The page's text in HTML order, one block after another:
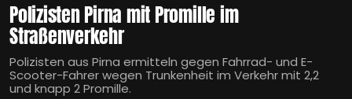
Polizisten Pirna mit Promille im
Straßenverkehr
Polizisten aus Pirna ermitteln gegen Fahrrad- und E-
Scooter-Fahrer wegen Trunkenheit im Verkehr mit 2,2
und knapp 2 Promille.